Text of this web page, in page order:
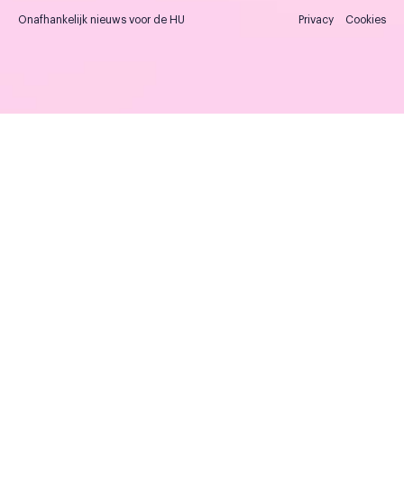
Onafhankelijk nieuws voor de HU Privacy Cookies